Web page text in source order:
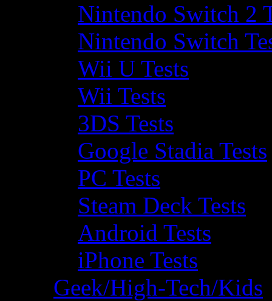
Nintendo Switch 2
Nintendo Switch
Wii U Tests
Wii Tests
3DS Tests
Google Stadia Tests
PC Tests
Steam Deck Tests
Android Tests
iPhone Tests
Geek/High-Tech/Kids